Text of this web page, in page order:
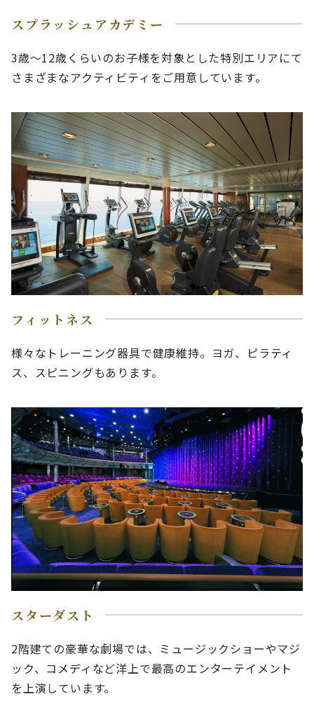
スプラッシュアカデミー
3歳～12歳くらいのお子様を対象とした特別エリアにて
さまざまなアクティビティをご用意しています。
フィットネス
様々なトレーニング器具で健康維持。ヨガ、ピラティ
ス、スピニングもあります。
スターダスト
2階建ての豪華な劇場では、ミュージックショーやマジ
ック、コメディなど洋上で最高のエンターテイメント
を上演しています。